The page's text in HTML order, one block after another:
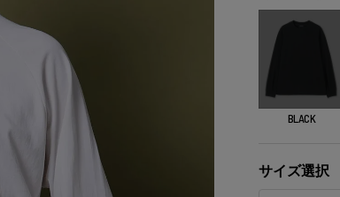
BLACK
サイズ選択